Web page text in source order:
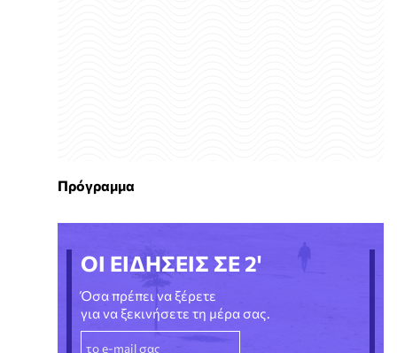
Πρόγραμμα
ΟΙ ΕΙΔΗΣΕΙΣ ΣΕ 2'
Όσα πρέπει να ξέρετε
για να ξεκινήσετε τη μέρα σας.